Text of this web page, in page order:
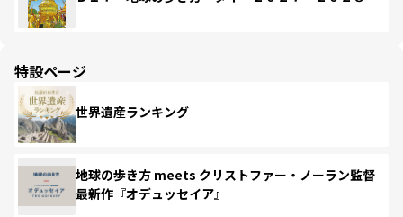
特設ページ
世界遺産ランキング
地球の歩き方 meets クリストファー・ノーラン監督
最新作『オデュッセイア』